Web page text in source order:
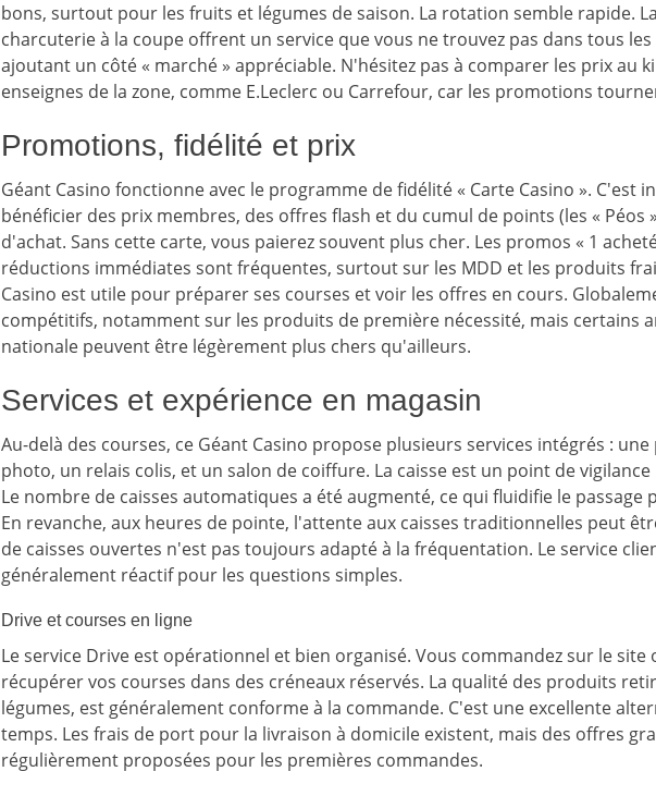
bons, surtout pour les fruits et légumes de saison. La rotation semble rapide.
charcuterie à la coupe offrent un service que vous ne trouvez pas dans tous
ajoutant un côté « marché » appréciable. N'hésitez pas à comparer les prix au
enseignes de la zone, comme E.Leclerc ou Carrefour, car les promotions
Promotions, fidélité et prix
Géant Casino fonctionne avec le programme de fidélité « Carte Casino ». C'est
bénéficier des prix membres, des offres flash et du cumul de points (les « Péos
d'achat. Sans cette carte, vous paierez souvent plus cher. Les promos « 1
réductions immédiates sont fréquentes, surtout sur les MDD et les produits
Casino est utile pour préparer ses courses et voir les offres en cours.
compétitifs, notamment sur les produits de première nécessité, mais certains
nationale peuvent être légèrement plus chers qu'ailleurs.
Services et expérience en magasin
Au-delà des courses, ce Géant Casino propose plusieurs services intégrés :
photo, un relais colis, et un salon de coiffure. La caisse est un point de
Le nombre de caisses automatiques a été augmenté, ce qui fluidifie le passage
En revanche, aux heures de pointe, l'attente aux caisses traditionnelles peut
de caisses ouvertes n'est pas toujours adapté à la fréquentation. Le service
généralement réactif pour les questions simples.
Drive et courses en ligne
Le service Drive est opérationnel et bien organisé. Vous commandez sur le site
récupérer vos courses dans des créneaux réservés. La qualité des produits
légumes, est généralement conforme à la commande. C'est une excellente
temps. Les frais de port pour la livraison à domicile existent, mais des offres
régulièrement proposées pour les premières commandes.